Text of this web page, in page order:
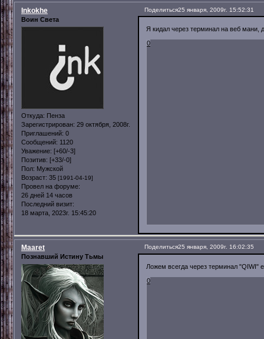
Поделиться25 января, 2009г. 15:52:31
Inkokhe
Воин Света
Откуда: Пенза
Зарегистрирован: 29 октября, 2008г.
Приглашений: 0
Сообщений: 1120
Уважение: [+60/-3]
Позитив: [+33/-0]
Пол: Мужской
Возраст: 35 [1991-04-19]
Провел на форуме:
26 дней 14 часов
Последний визит:
18 марта, 2023г. 15:45:20
Я кидал через терминал на веб мани,
0
Поделиться25 января, 2009г. 16:02:35
Maaret
Познавший Истину Тьмы
Ложем всегда через терминал "QIWI"
0